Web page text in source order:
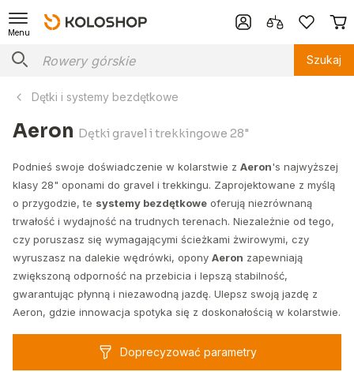
Menu
Szukaj
Dętki i systemy bezdętkowe
Aeron Dętki gravel i trekkingowe 28"
Podnieś swoje doświadczenie w kolarstwie z Aeron's najwyższej
klasy 28" oponami do gravel i trekkingu. Zaprojektowane z myślą
o przygodzie, te systemy bezdętkowe oferują niezrównaną
trwałość i wydajność na trudnych terenach. Niezależnie od tego,
czy poruszasz się wymagającymi ścieżkami żwirowymi, czy
wyruszasz na dalekie wędrówki, opony Aeron zapewniają
zwiększoną odporność na przebicia i lepszą stabilność,
gwarantując płynną i niezawodną jazdę. Ulepsz swoją jazdę z
Aeron, gdzie innowacja spotyka się z doskonałością w kolarstwie.
Doprecyzować parametry